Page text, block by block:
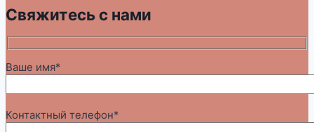
Свяжитесь с нами
Ваше имя*
Контактный телефон*